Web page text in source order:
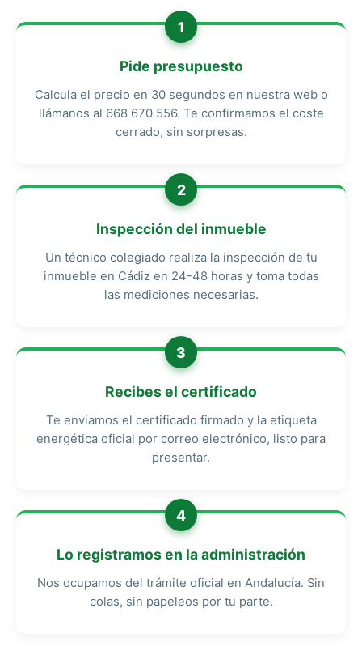
1
Pide presupuesto
Calcula el precio en 30 segundos en nuestra web o
llámanos al 668 670 556. Te confirmamos el coste
cerrado, sin sorpresas.
2
Inspección del inmueble
Un técnico colegiado realiza la inspección de tu
inmueble en Cádiz en 24-48 horas y toma todas
las mediciones necesarias.
3
Recibes el certificado
Te enviamos el certificado firmado y la etiqueta
energética oficial por correo electrónico, listo para
presentar.
4
Lo registramos en la administración
Nos ocupamos del trámite oficial en Andalucía. Sin
colas, sin papeleos por tu parte.